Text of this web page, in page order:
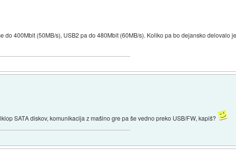
do 400Mbit (50MB/s), USB2 pa do 480Mbit (60MB/s). Koliko pa bo dejansko delovalo
SATA diskov, komunikacija z mašino gre pa še vedno preko USB/FW, kapiš?